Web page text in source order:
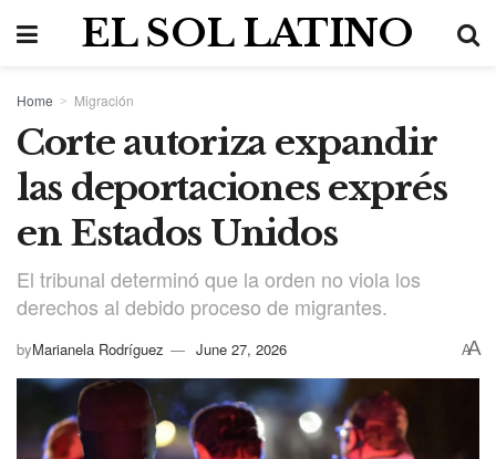
EL SOL LATINO
Home Migración
Corte autoriza expandir
las deportaciones exprés
en Estados Unidos
El tribunal determinó que la orden no viola los
derechos al debido proceso de migrantes.
byMarianela Rodríguez June 27, 2026 AA